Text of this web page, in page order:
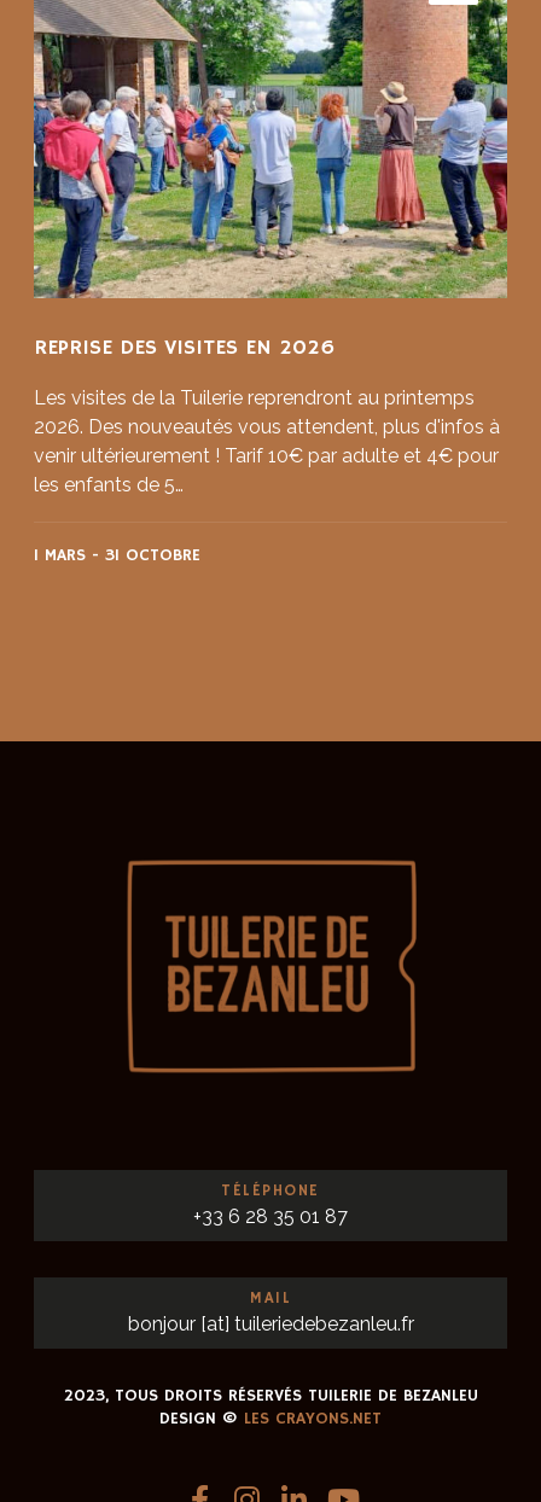
REPRISE DES VISITES EN 2026
Les visites de la Tuilerie reprendront au printemps
2026. Des nouveautés vous attendent, plus d'infos à
venir ultérieurement ! Tarif 10€ par adulte et 4€ pour
les enfants de 5…
1 MARS - 31 OCTOBRE
TÉLÉPHONE
+33 6 28 35 01 87
MAIL
bonjour [at] tuileriedebezanleu.fr
2023, TOUS DROITS RÉSERVÉS TUILERIE DE BEZANLEU
DESIGN © LES CRAYONS.NET